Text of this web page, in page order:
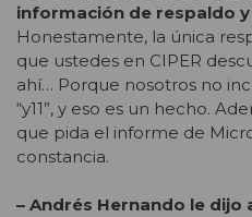
información de respaldo
Honestamente, la única
que ustedes en CIPER
ahí… Porque nosotros no
“y11”, y eso es un hecho.
que pida el informe de
constancia.
– Andrés Hernando le dijo